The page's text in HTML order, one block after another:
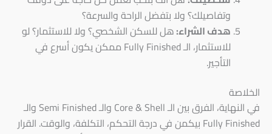
وتفاصيلك؟ ولا بتفضل الراحة والسرعة؟
هدف الشراء:هل للسكن الشخصي؟ ولا للاستثمار؟ لو
للاستثمار، الـ Fully Finished ممكن يكون أسرع في
التأجير.
الخلاصة
في النهاية، الفرق بين الـ Core & Shell والـ Semi Finished والـ
Fully Finished بيكمن في درجة التحكم، التكلفة، والوقت. القرار